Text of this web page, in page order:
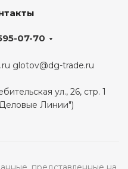
07-70
glotov@dg-trade.ru
ул., 26, стр. 1
Линии")